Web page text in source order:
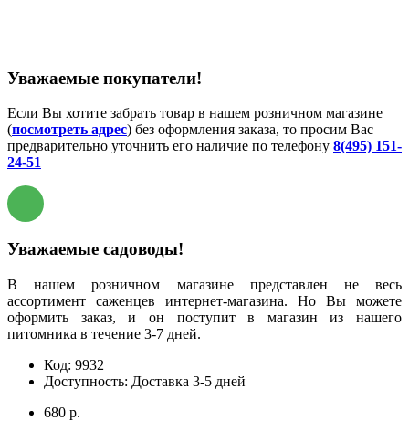
Уважаемые покупатели!
Если Вы хотите забрать товар в нашем розничном магазине
(посмотреть адрес) без оформления заказа, то просим Вас
предварительно уточнить его наличие по телефону 8(495) 151-
24-51
Уважаемые садоводы!
В нашем розничном магазине представлен не весь
ассортимент саженцев интернет-магазина. Но Вы можете
оформить заказ, и он поступит в магазин из нашего
питомника в течение 3-7 дней.
Код: 9932
Доступность: Доставка 3-5 дней
680 р.